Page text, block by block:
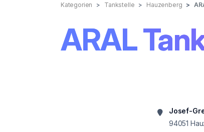
Kategorien Tankstelle Hauzenberg
ARAL
Josef-
94051